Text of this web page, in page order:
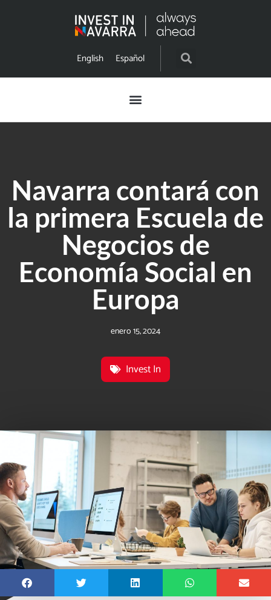
English Español
Navarra contará con
la primera Escuela de
Negocios de
Economía Social en
Europa
enero 15, 2024
Invest In